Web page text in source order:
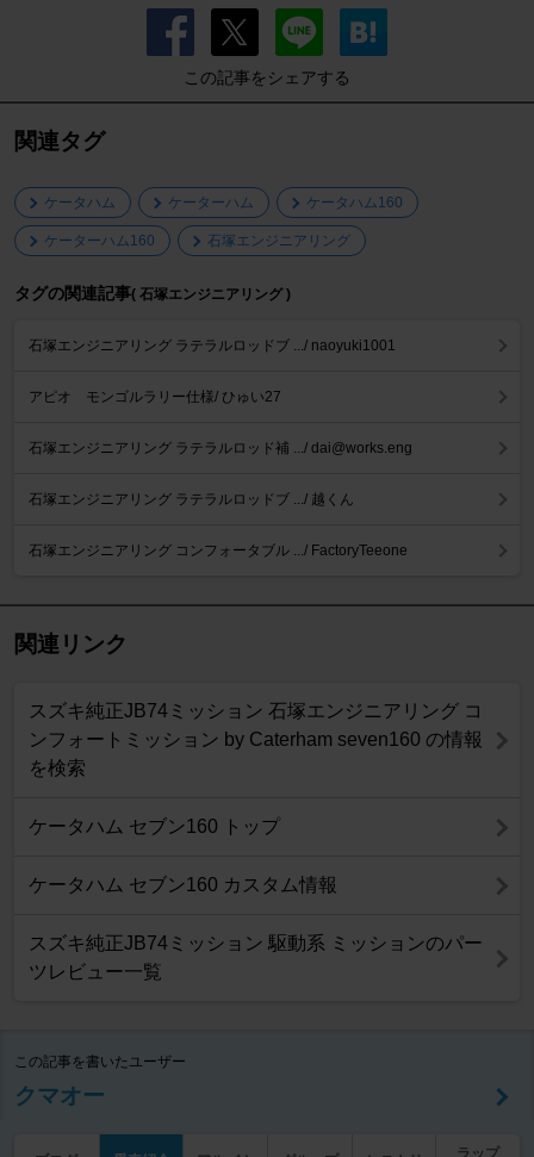
この記事をシェアする
関連タグ
ケータハム ケーターハム ケータハム160
ケーターハム160 石塚エンジニアリング
タグの関連記事( 石塚エンジニアリング )
石塚エンジニアリング ラテラルロッドブ .../ naoyuki1001
アピオ モンゴルラリー仕様/ ひゅい27
石塚エンジニアリング ラテラルロッド補 .../ dai@works.eng
石塚エンジニアリング ラテラルロッドブ .../ 越くん
石塚エンジニアリング コンフォータブル .../ FactoryTeeone
関連リンク
スズキ純正JB74ミッション 石塚エンジニアリング コ
ンフォートミッション by Caterham seven160 の情報
を検索
ケータハム セブン160 トップ
ケータハム セブン160 カスタム情報
スズキ純正JB74ミッション 駆動系 ミッションのパー
ツレビュー一覧
この記事を書いたユーザー
クマオー